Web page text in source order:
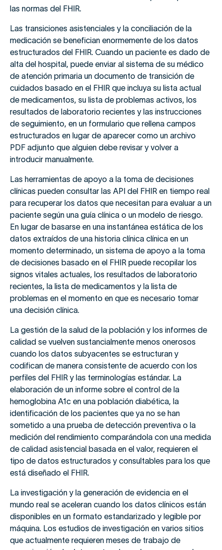
las normas del FHIR.
Las transiciones asistenciales y la conciliación de la
medicación se benefician enormemente de los datos
estructurados del FHIR. Cuando un paciente es dado de
alta del hospital, puede enviar al sistema de su médico
de atención primaria un documento de transición de
cuidados basado en el FHIR que incluya su lista actual
de medicamentos, su lista de problemas activos, los
resultados de laboratorio recientes y las instrucciones
de seguimiento, en un formulario que rellena campos
estructurados en lugar de aparecer como un archivo
PDF adjunto que alguien debe revisar y volver a
introducir manualmente.
Las herramientas de apoyo a la toma de decisiones
clínicas pueden consultar las API del FHIR en tiempo real
para recuperar los datos que necesitan para evaluar a un
paciente según una guía clínica o un modelo de riesgo.
En lugar de basarse en una instantánea estática de los
datos extraídos de una historia clínica clínica en un
momento determinado, un sistema de apoyo a la toma
de decisiones basado en el FHIR puede recopilar los
signos vitales actuales, los resultados de laboratorio
recientes, la lista de medicamentos y la lista de
problemas en el momento en que es necesario tomar
una decisión clínica.
La gestión de la salud de la población y los informes de
calidad se vuelven sustancialmente menos onerosos
cuando los datos subyacentes se estructuran y
codifican de manera consistente de acuerdo con los
perfiles del FHIR y las terminologías estándar. La
elaboración de un informe sobre el control de la
hemoglobina A1c en una población diabética, la
identificación de los pacientes que ya no se han
sometido a una prueba de detección preventiva o la
medición del rendimiento comparándola con una medida
de calidad asistencial basada en el valor, requieren el
tipo de datos estructurados y consultables para los que
está diseñado el FHIR.
La investigación y la generación de evidencia en el
mundo real se aceleran cuando los datos clínicos están
disponibles en un formato estandarizado y legible por
máquina. Los estudios de investigación en varios sitios
que actualmente requieren meses de trabajo de